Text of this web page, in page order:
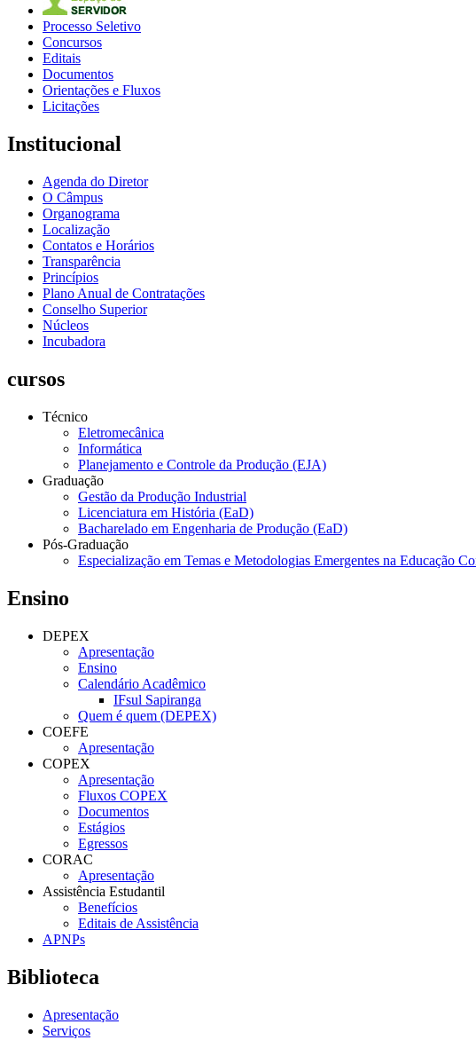
Processo Seletivo
Concursos
Editais
Documentos
Orientações e Fluxos
Licitações
Institucional
Agenda do Diretor
O Câmpus
Organograma
Localização
Contatos e Horários
Transparência
Princípios
Plano Anual de Contratações
Conselho Superior
Núcleos
Incubadora
cursos
Técnico
Eletromecânica
Informática
Planejamento e Controle da Produção (EJA)
Graduação
Gestão da Produção Industrial
Licenciatura em História (EaD)
Bacharelado em Engenharia de Produção (EaD)
Pós-Graduação
Especialização em Temas e Metodologias Emergentes na Educação
Ensino
DEPEX
Apresentação
Ensino
Calendário Acadêmico
IFsul Sapiranga
Quem é quem (DEPEX)
COEFE
Apresentação
COPEX
Apresentação
Fluxos COPEX
Documentos
Estágios
Egressos
CORAC
Apresentação
Assistência Estudantil
Benefícios
Editais de Assistência
APNPs
Biblioteca
Apresentação
Serviços